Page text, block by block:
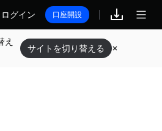
ログイン 口座開設
え
サイトを切り替える